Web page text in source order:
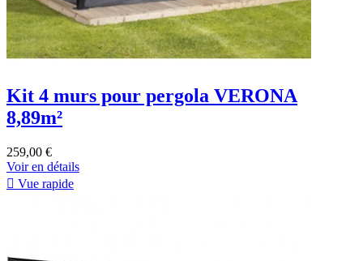
Kit 4 murs pour pergola VERONA
8,89m²
259,00 €
Voir en détails
 Vue rapide